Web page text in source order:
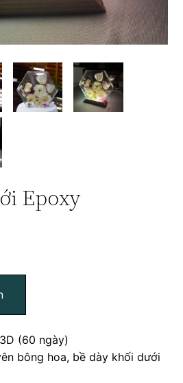
Epoxy
(60 ngày)
bông hoa, bề dày khối dưới